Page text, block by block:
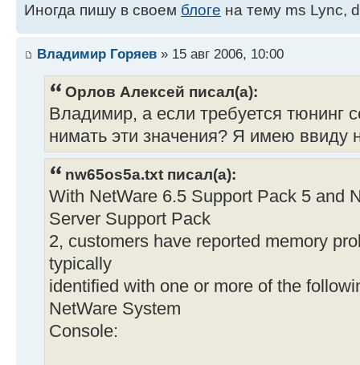
Иногда пишу в своем блоге на тему ms Lync,
Владимир Горяев » 15 авг 2006, 10:00
Орлов Алексей писал(а):
Владимир, а если требуется тюнинг
нимать эти значения? Я имею ввиду
nw65os5a.txt писал(а):
With NetWare 6.5 Support Pack 5 and
Server Support Pack
2, customers have reported memory
typically
identified with one or more of the
NetWare System
Console: